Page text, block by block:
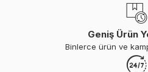
Geniş Ürün
Binlerce ürün ve